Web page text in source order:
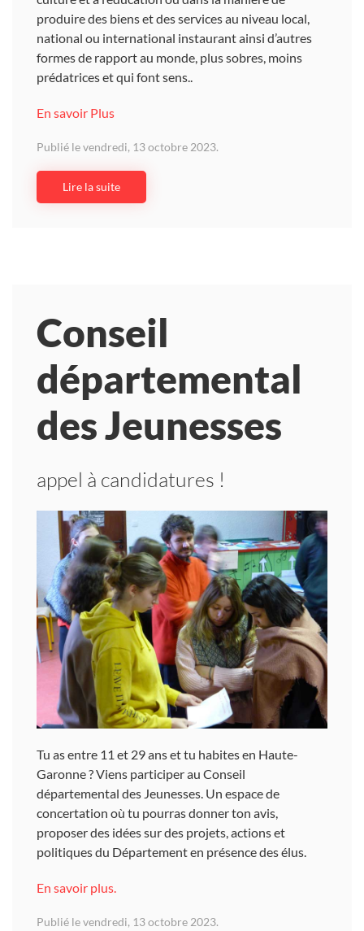
produire des biens et des services au niveau local,
national ou international instaurant ainsi d’autres
formes de rapport au monde, plus sobres, moins
prédatrices et qui font sens..
En savoir Plus
Publié le vendredi, 13 octobre 2023.
Lire la suite
Conseil
départemental
des Jeunesses
appel à candidatures !
Tu as entre 11 et 29 ans et tu habites en Haute-
Garonne ? Viens participer au Conseil
départemental des Jeunesses. Un espace de
concertation où tu pourras donner ton avis,
proposer des idées sur des projets, actions et
politiques du Département en présence des élus.
En savoir plus.
Publié le vendredi, 13 octobre 2023.